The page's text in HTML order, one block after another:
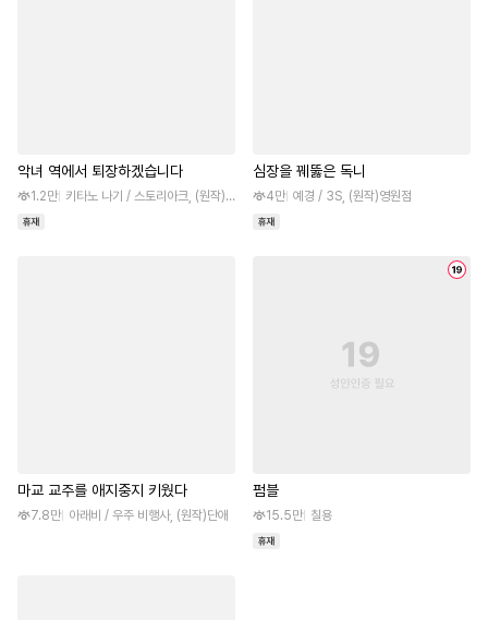
악녀 역에서 퇴장하겠습니다
1.2만 키타노 나기 / 스토리아크, (원작)천칭뱀
심장을 꿰뚫은 독니
4만 예경 / 3S, (원작)영원점
마교 교주를 애지중지 키웠다
7.8만 아래비 / 우주 비행사, (원작)단애
펌블
15.5만 칠용